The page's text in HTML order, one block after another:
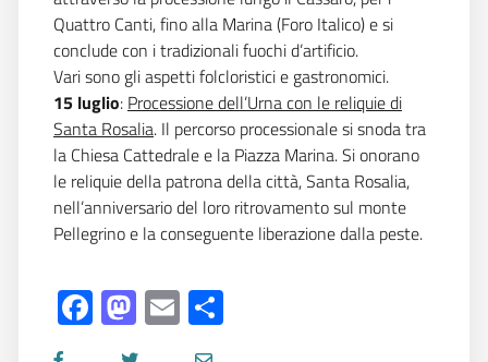
Quattro Canti, fino alla Marina (Foro Italico) e si
conclude con i tradizionali fuochi d’artificio.
Vari sono gli aspetti folcloristici e gastronomici.
15 luglio: Processione dell’Urna con le reliquie di
Santa Rosalia. Il percorso processionale si snoda tra
la Chiesa Cattedrale e la Piazza Marina. Si onorano
le reliquie della patrona della città, Santa Rosalia,
nell’anniversario del loro ritrovamento sul monte
Pellegrino e la conseguente liberazione dalla peste.
Facebook
Mastodon
Email